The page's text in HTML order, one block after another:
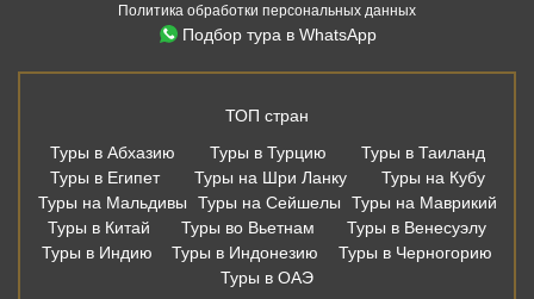
Политика обработки персональных данных
Подбор тура в WhatsApp
ТОП стран
Туры в Абхазию
Туры в Турцию
Туры в Таиланд
Туры в Египет
Туры на Шри Ланку
Туры на Кубу
Туры на Мальдивы
Туры на Сейшелы
Туры на Маврикий
Туры в Китай
Туры во Вьетнам
Туры в Венесуэлу
Туры в Индию
Туры в Индонезию
Туры в Черногорию
Туры в ОАЭ